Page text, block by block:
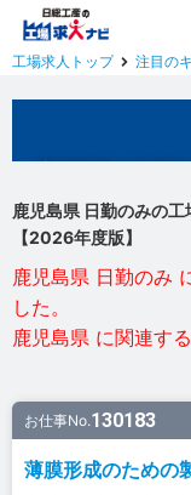
工場求人トップ 注目の
鹿児島県 日勤のみの
【2026年度版】
鹿児島県 日勤のみ
した。
鹿児島県 に関連す
お仕事No.130183
薄膜形成のための